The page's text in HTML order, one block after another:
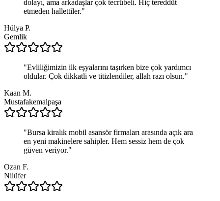
dolayı, ama arkadaşlar çok tecrübeli. Hiç tereddüt
etmeden hallettiler."
Hülya P.
Gemlik
"Evliliğimizin ilk eşyalarını taşırken bize çok yardımcı
oldular. Çok dikkatli ve titizlendiler, allah razı olsun."
Kaan M.
Mustafakemalpaşa
"Bursa kiralık mobil asansör firmaları arasında açık ara
en yeni makinelere sahipler. Hem sessiz hem de çok
güven veriyor."
Ozan F.
Nilüfer